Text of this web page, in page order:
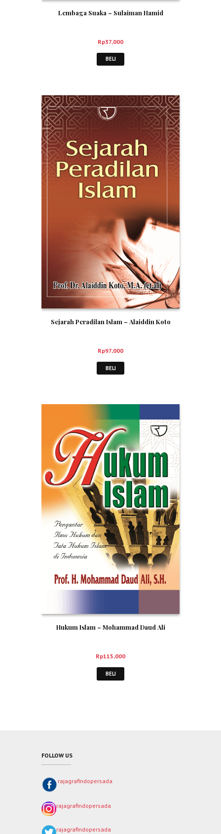
Lembaga Suaka – Sulaiman Hamid
Rp37,000
BELI
Sejarah Peradilan Islam – Alaiddin Koto
Rp97,000
BELI
Hukum Islam – Mohammad Daud Ali
Rp115,000
BELI
FOLLOW US
rajagrafindopersada
rajagrafindopersada
rajagrafindopersada